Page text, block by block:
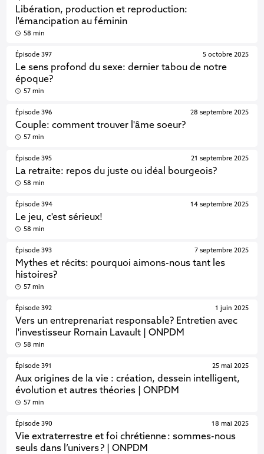
Libération, production et reproduction:
l'émancipation au féminin
58 min
Épisode 397
Le sens profond du sexe: dernier tabou de notre
époque?
5 octobre 2025
57 min
Épisode 396
Couple: comment trouver l'âme soeur?
28 septembre 2025
57 min
Épisode 395
La retraite: repos du juste ou idéal bourgeois?
21 septembre 2025
58 min
Épisode 394
Le jeu, c'est sérieux!
14 septembre 2025
58 min
Épisode 393
Mythes et récits: pourquoi aimons-nous tant les
histoires?
7 septembre 2025
57 min
Épisode 392
Vers un entreprenariat responsable? Entretien avec
l'investisseur Romain Lavault | ONPDM
1 juin 2025
58 min
Épisode 391
Aux origines de la vie : création, dessein intelligent,
évolution et autres théories | ONPDM
25 mai 2025
57 min
Épisode 390
Vie extraterrestre et foi chrétienne : sommes-nous
seuls dans l’univers ? | ONPDM
18 mai 2025